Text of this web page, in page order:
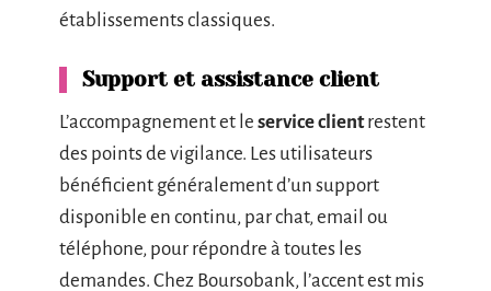
établissements classiques.
Support et assistance client
L’accompagnement et le service clientrestent
des points de vigilance. Les utilisateurs
bénéficient généralement d’un support
disponible en continu, par chat, email ou
téléphone, pour répondre à toutes les
demandes. Chez Boursobank, l’accent est mis